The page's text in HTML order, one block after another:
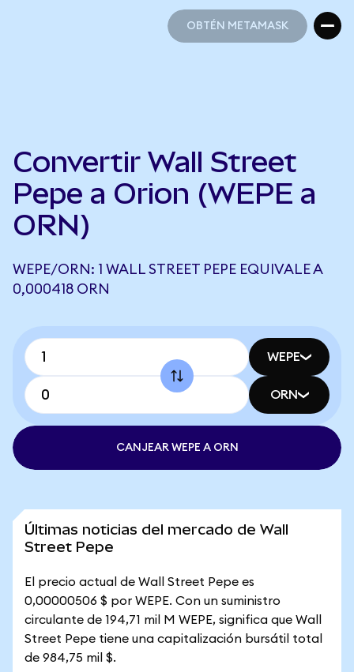
OBTÉN METAMASK
Convertir Wall Street
Pepe a Orion (WEPE a
ORN)
WEPE/ORN: 1 WALL STREET PEPE EQUIVALE A
0,000418 ORN
WEPE
ORN
CANJEAR WEPE A ORN
Últimas noticias del mercado de Wall
Street Pepe
El precio actual de Wall Street Pepe es
0,00000506 $ por WEPE. Con un suministro
circulante de 194,71 mil M WEPE, significa que Wall
Street Pepe tiene una capitalización bursátil total
de 984,75 mil $.